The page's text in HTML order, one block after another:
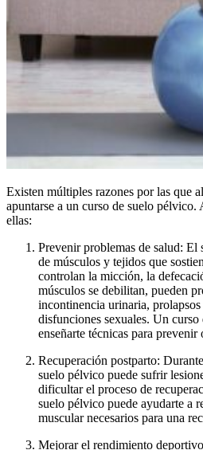
Existen múltiples razones por las que
apuntarse a un curso de suelo pélvico.
ellas:
Prevenir problemas de salud:
de músculos y tejidos que
controlan la micción, la
músculos se debilitan, pueden
incontinencia urinaria,
disfunciones sexuales. Un
enseñarte técnicas para
Recuperación postparto:
suelo pélvico puede sufrir
dificultar el proceso de
suelo pélvico puede ayudarte a
muscular necesarios para una
Mejorar el rendimiento